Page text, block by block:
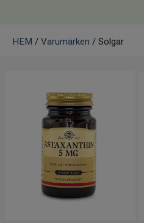
HEM / Varumärken / Solgar